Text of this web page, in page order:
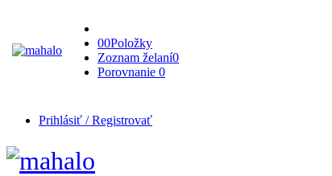
00Položky
Zoznam želaní0
Porovnanie 0
Prihlásiť / Registrovať